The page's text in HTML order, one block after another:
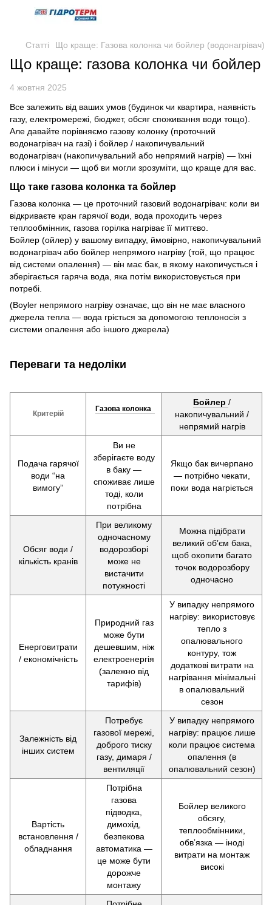
Статті Що краще: Газова колонка чи бойлер (водонагрівач)
Що краще: газова колонка чи бойлер
4 жовтня 2025
Все залежить від ваших умов (будинок чи квартира, наявність
газу, електромережі, бюджет, обсяг споживання води тощо).
Але давайте порівняємо газову колонку (проточний
водонагрівач на газі) і бойлер / накопичувальний
водонагрівач (накопичувальний або непрямий нагрів) — їхні
плюси і мінуси — щоб ви могли зрозуміти, що краще для вас.
Що таке газова колонка та бойлер
Газова колонка — це проточний газовий водонагрівач: коли ви
відкриваєте кран гарячої води, вода проходить через
теплообмінник, газова горілка нагріває її миттєво.
Бойлер (ойлер) у вашому випадку, ймовірно, накопичувальний
водонагрівач або бойлер непрямого нагріву (той, що працює
від системи опалення) — він має бак, в якому накопичується і
зберігається гаряча вода, яка потім використовується при
потребі.
(Boyler непрямого нагріву означає, що він не має власного
джерела тепла — вода гріється за допомогою теплоносія з
системи опалення або іншого джерела)
Переваги та недоліки
Критерій
Газова колонка
Бойлер /
накопичувальний /
непрямий нагрів
Подача гарячої
води “на
вимогу”
Ви не
зберігаєте воду
в баку —
споживає лише
тоді, коли
потрібна
Якщо бак вичерпано
— потрібно чекати,
поки вода нагріється
Обсяг води /
кількість кранів
При великому
одночасному
водорозборі
може не
вистачити
потужності
Можна підібрати
великий обʼєм бака,
щоб охопити багато
точок водорозбору
одночасно
Енерговитрати
/ економічність
Природний газ
може бути
дешевшим, ніж
електроенергія
(залежно від
тарифів)
У випадку непрямого
нагріву: використовує
тепло з
опалювального
контуру, тож
додаткові витрати на
нагрівання мінімальні
в опалювальний
сезон
Залежність від
інших систем
Потребує
газової мережі,
доброго тиску
газу, димаря /
вентиляції
У випадку непрямого
нагріву: працює лише
коли працює система
опалення (в
опалювальний сезон)
Вартість
встановлення /
обладнання
Потрібна
газова
підводка,
димохід,
безпекова
автоматика —
це може бути
дорожче
монтажу
Бойлер великого
обсягу,
теплообмінники,
обвʼязка — іноді
витрати на монтаж
високі